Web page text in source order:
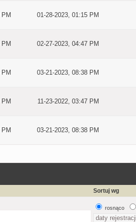
01-28-2023, 01:15 PM
02-27-2023, 04:47 PM
03-21-2023, 08:38 PM
11-23-2022, 03:47 PM
03-21-2023, 08:38 PM
Sortuj wg
rosnąco